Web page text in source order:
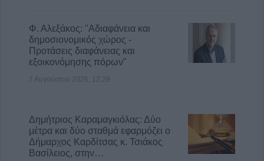
Φ. Αλεξάκος: "Αδιαφάνεια και
δημοσιονομικός χώρος -
Προτάσεις διαφάνειας και
εξοικονόμησης πόρων"
7 Αυγούστου 2026, 12:29
Δημήτριος Καραμαγκιόλας: Δύο
μέτρα και δύο σταθμά εφαρμόζει ο
Δήμαρχος Καρδίτσας κ. Τσιάκος
Βασίλειος, στην…